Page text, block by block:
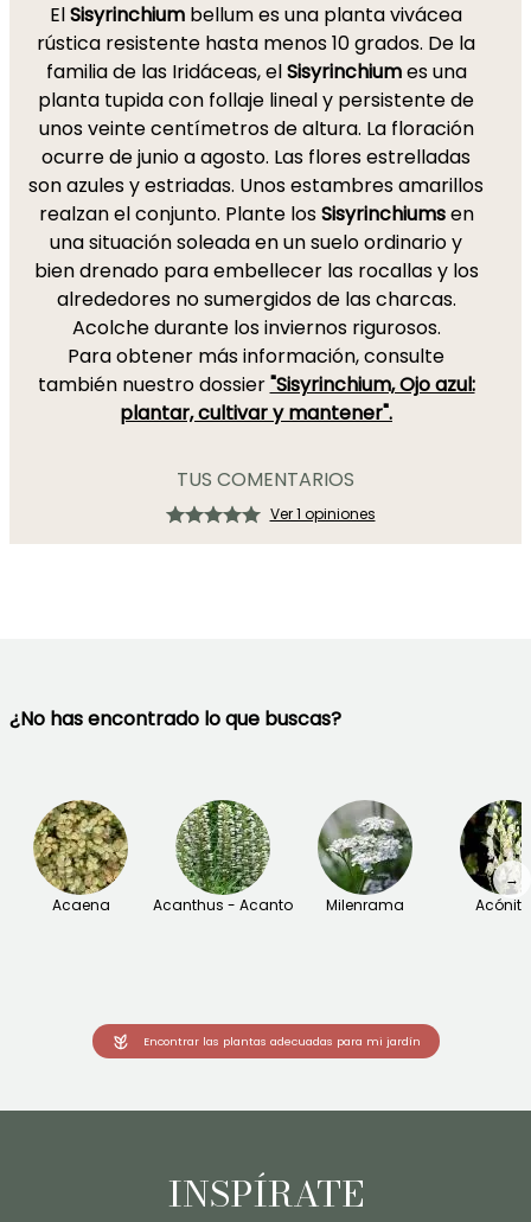
ElSisyrinchium bellum es una planta vivácea
rústica resistente hasta menos 10 grados. De la
familia de las Iridáceas, elSisyrinchiumes una
planta tupida con follaje lineal y persistente de
unos veinte centímetros de altura. La floración
ocurre de junio a agosto. Las flores estrelladas
son azules y estriadas. Unos estambres amarillos
realzan el conjunto. Plante losSisyrinchiumsen
una situación soleada en un suelo ordinario y
bien drenado para embellecer las rocallas y los
alrededores no sumergidos de las charcas.
Acolche durante los inviernos rigurosos.
Para obtener más información, consulte
también nuestro dossier"Sisyrinchium, Ojo azul:
plantar, cultivar y mantener".
TUS COMENTARIOS
Ver 1 opiniones
¿No has encontrado lo que buscas?
Acaena Acanthus - Acanto Milenrama
→
Encontrar las plantas adecuadas para mi jardín
INSPÍRATE